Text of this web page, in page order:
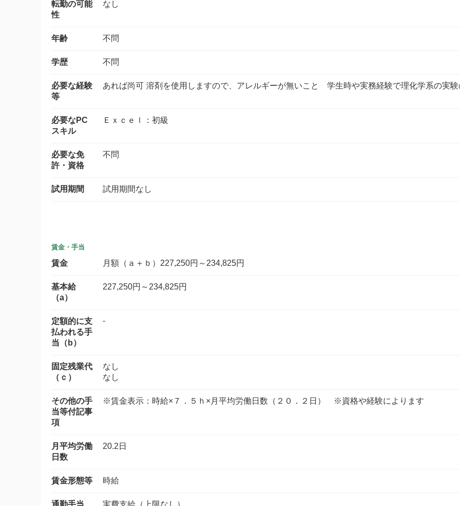
転勤の可能
性
なし
年齢 不問
学歴 不問
必要な経験
等
あれば尚可 溶剤を使用しますので、アレルギーが無いこと 学生時や実務経験で理化学系の実験
必要なPC
スキル
Ｅｘｃｅｌ：初級
必要な免
許・資格
不問
試用期間 試用期間なし
賃金・手当
賃金 月額（ａ＋ｂ）227,250円～234,825円
基本給
（a）
227,250円～234,825円
定額的に支
払われる手
当（b）
-
固定残業代
（ｃ）
なし
なし
その他の手
当等付記事
項
※賃金表示：時給×７．５ｈ×月平均労働日数（２０．２日） ※資格や経験によります
月平均労働
日数
20.2日
賃金形態等 時給
通勤手当 実費支給（上限なし）